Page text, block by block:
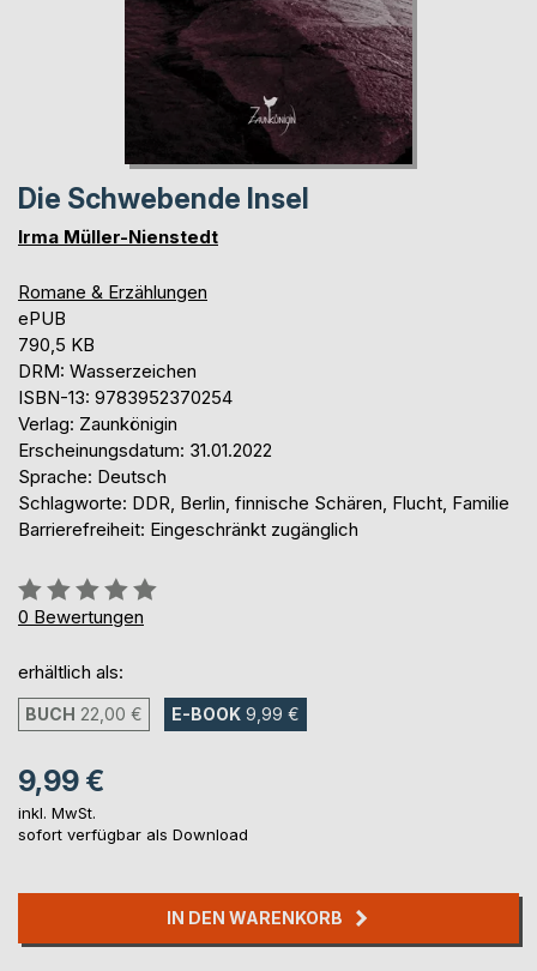
Die Schwebende Insel
Irma Müller-Nienstedt
Romane & Erzählungen
ePUB
790,5 KB
DRM: Wasserzeichen
ISBN-13: 9783952370254
Verlag: Zaunkönigin
Erscheinungsdatum: 31.01.2022
Sprache: Deutsch
Schlagworte: DDR, Berlin, finnische Schären, Flucht, Familie
Barrierefreiheit: Eingeschränkt zugänglich
Bewertung::
0%
0 Bewertungen
erhältlich als:
BUCH 22,00 € E-BOOK 9,99 €
9,99 €
inkl. MwSt.
sofort verfügbar als Download
IN DEN WARENKORB